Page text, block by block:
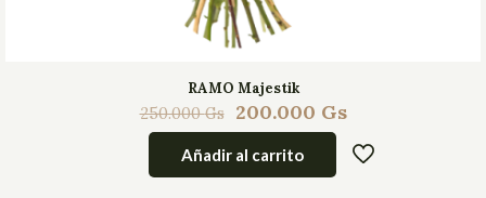
RAMO Majestik
250.000Gs 200.000 Gs
Añadir al carrito